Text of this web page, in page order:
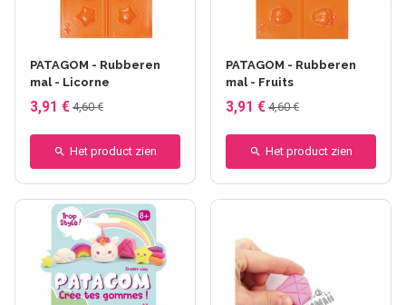
PATAGOM - Rubberen
mal - Licorne
3,91 € 4,60 €
Het product zien
PATAGOM - Rubberen
mal - Fruits
3,91 € 4,60 €
Het product zien